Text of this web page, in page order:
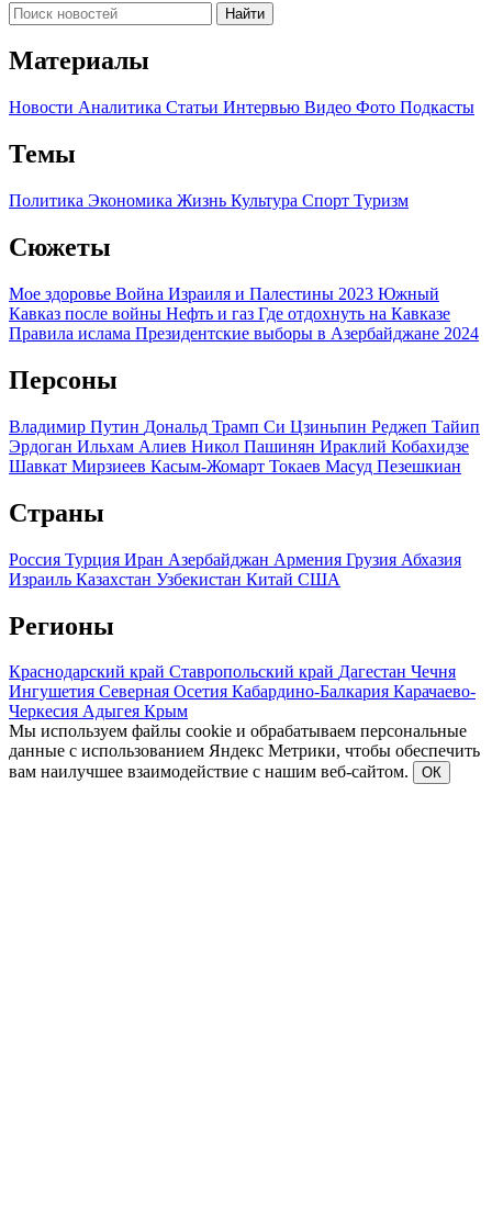
Найти
Материалы
Новости Аналитика Статьи Интервью Видео Фото Подкасты
Темы
Политика Экономика Жизнь Культура Спорт Туризм
Сюжеты
Мое здоровье Война Израиля и Палестины 2023 Южный
Кавказ после войны Нефть и газ Где отдохнуть на Кавказе
Правила ислама Президентские выборы в Азербайджане 2024
Персоны
Владимир Путин Дональд Трамп Си Цзиньпин Реджеп Тайип
Эрдоган Ильхам Алиев Никол Пашинян Ираклий Кобахидзе
Шавкат Мирзиеев Касым-Жомарт Токаев Масуд Пезешкиан
Страны
Россия Турция Иран Азербайджан Армения Грузия Абхазия
Израиль Казахстан Узбекистан Китай США
Регионы
Краснодарский край Ставропольский край Дагестан Чечня
Ингушетия Северная Осетия Кабардино-Балкария Карачаево-
Черкесия Адыгея Крым
Мы используем файлы cookie и обрабатываем персональные
данные с использованием Яндекс Метрики, чтобы обеспечить
вам наилучшее взаимодействие с нашим веб-сайтом.
ОК